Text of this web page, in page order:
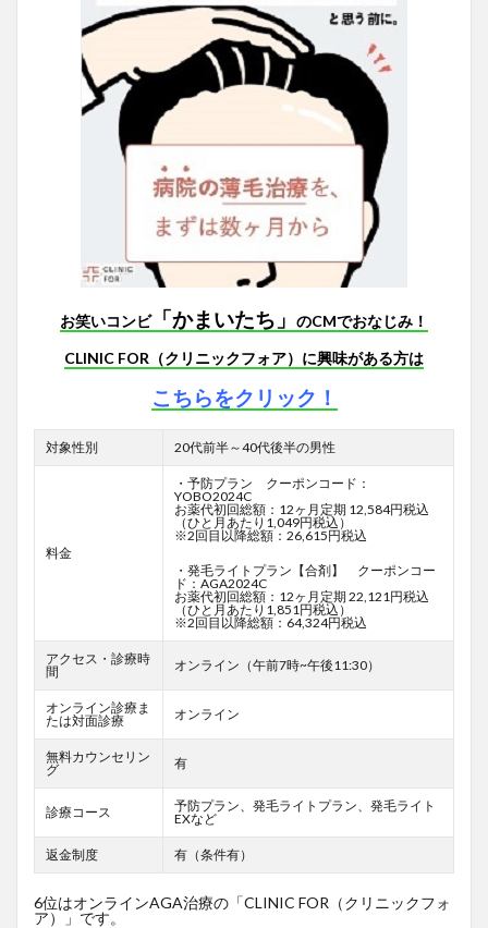
お笑いコンビ「かまいたち」 のCMでおなじみ！
CLINIC FOR（クリニックフォア）に興味がある方は
こちらをクリック！
対象性別 20代前半～40代後半の男性
料金
・予防プラン クーポンコード：
YOBO2024C
お薬代初回総額：12ヶ月定期 12,584円税込
（ひと月あたり1,049円税込）
※2回目以降総額：26,615円税込
・発毛ライトプラン【合剤】 クーポンコー
ド：AGA2024C
お薬代初回総額：12ヶ月定期 22,121円税込
（ひと月あたり1,851円税込）
※2回目以降総額：64,324円税込
アクセス・診療時
間
オンライン（午前7時~午後11:30）
オンライン診療ま
たは対面診療
オンライン
無料カウンセリン
グ
有
診療コース
予防プラン、発毛ライトプラン、発毛ライト
EXなど
返金制度 有（条件有）
6位はオンラインAGA治療の「CLINIC FOR（クリニックフォ
ア）」です。